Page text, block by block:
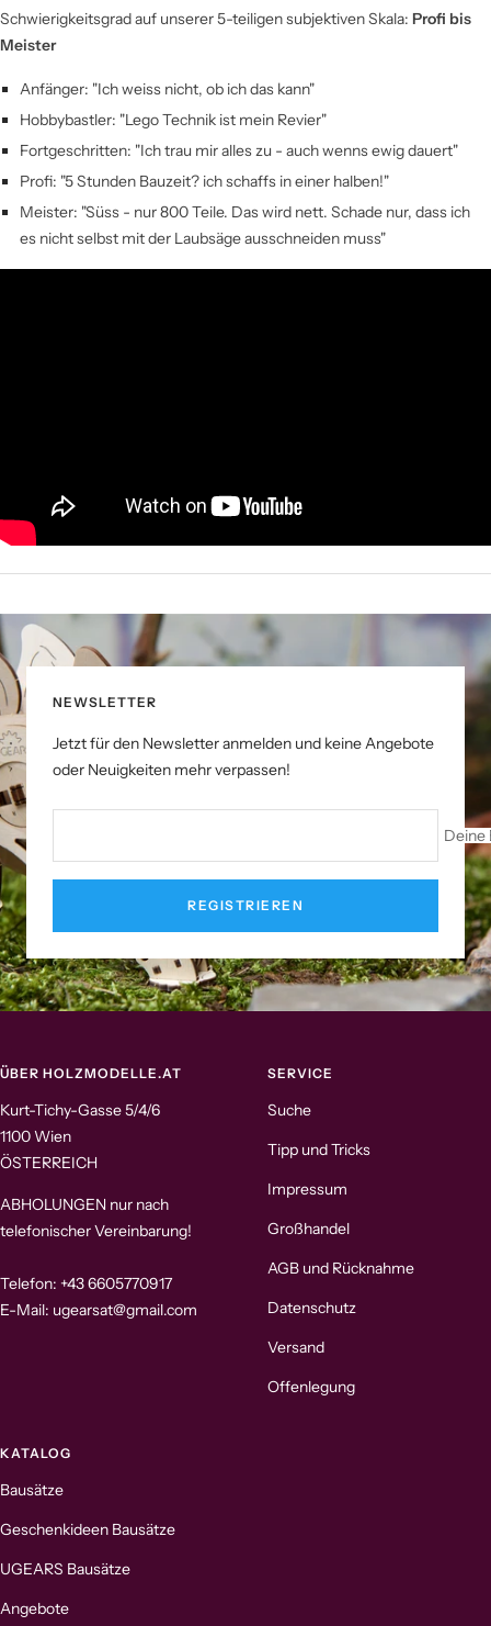
Schwierigkeitsgrad auf unserer 5-teiligen subjektiven Skala: Profi bis
Meister
Anfänger: "Ich weiss nicht, ob ich das kann"
Hobbybastler: "Lego Technik ist mein Revier"
Fortgeschritten: "Ich trau mir alles zu - auch wenns ewig dauert"
Profi: "5 Stunden Bauzeit? ich schaffs in einer halben!"
Meister: "Süss - nur 800 Teile. Das wird nett. Schade nur, dass ich
es nicht selbst mit der Laubsäge ausschneiden muss"
NEWSLETTER
Jetzt für den Newsletter anmelden und keine Angebote
oder Neuigkeiten mehr verpassen!
Deine
REGISTRIEREN
ÜBER HOLZMODELLE.AT
Kurt-Tichy-Gasse 5/4/6
1100 Wien
ÖSTERREICH
ABHOLUNGEN nur nach
telefonischer Vereinbarung!
Telefon: +43 6605770917
E-Mail: ugearsat@gmail.com
SERVICE
Suche
Tipp und Tricks
Impressum
Großhandel
AGB und Rücknahme
Datenschutz
Versand
Offenlegung
KATALOG
Bausätze
Geschenkideen Bausätze
UGEARS Bausätze
Angebote